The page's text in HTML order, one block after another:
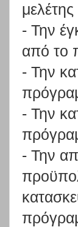
- Την
από το
- Την
- Την
- Την